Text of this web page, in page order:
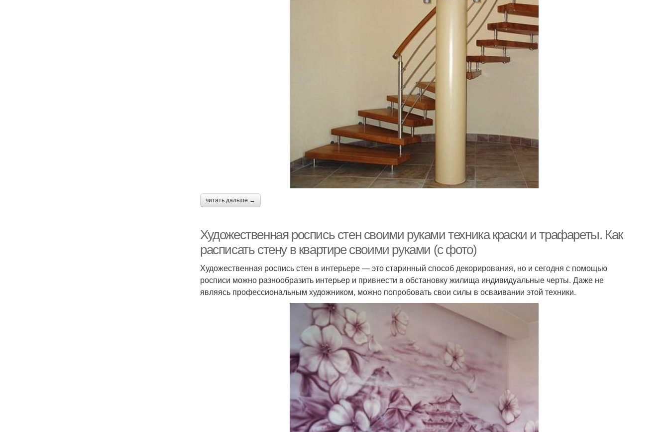
читать дальше →
Художественная роспись стен своими руками техника краски и трафареты. Как
расписать стену в квартире своими руками (с фото)
Художественная роспись стен в интерьере — это старинный способ декорирования, но и сегодня с помощью
росписи можно разнообразить интерьер и привнести в обстановку жилища индивидуальные черты. Даже не
являясь профессиональным художником, можно попробовать свои силы в осваивании этой техники.